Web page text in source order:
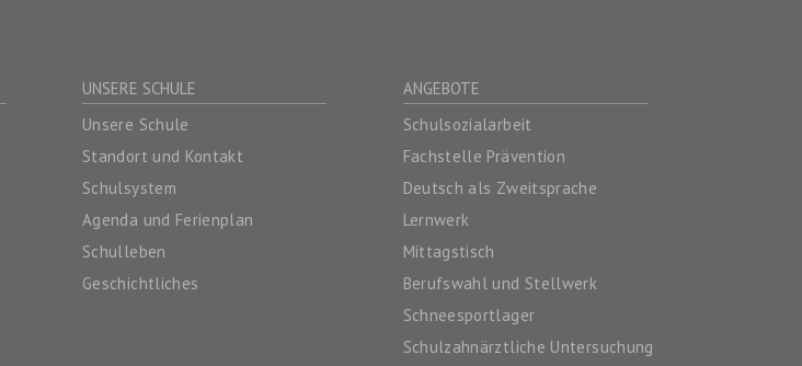
UNSERE SCHULE
Unsere Schule
Standort und Kontakt
Schulsystem
Agenda und Ferienplan
Schulleben
Geschichtliches
ANGEBOTE
Schulsozialarbeit
Fachstelle Prävention
Deutsch als Zweitsprache
Lernwerk
Mittagstisch
Berufswahl und Stellwerk
Schneesportlager
Schulzahnärztliche Untersuchung